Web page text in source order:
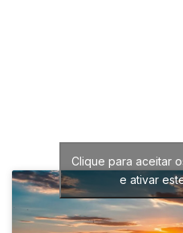
Clique para aceitar
e ativar